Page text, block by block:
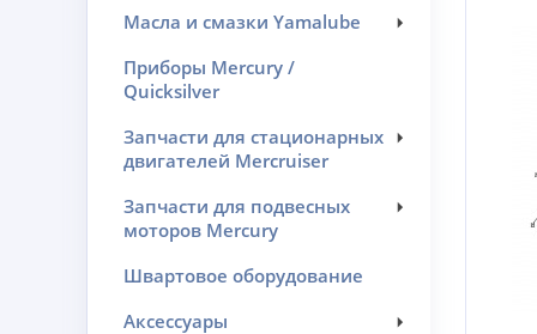
Масла и смазки Yamalube
Приборы Mercury /
Quicksilver
Запчасти для стационарных
двигателей Mercruiser
Запчасти для подвесных
моторов Mercury
Швартовое оборудование
Аксессуары